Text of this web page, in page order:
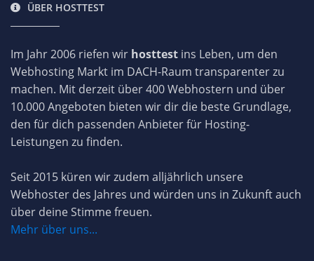
ÜBER HOSTTEST
Im Jahr 2006 riefen wir hosttest ins Leben, um den
Webhosting Markt im DACH-Raum transparenter zu
machen. Mit derzeit über 400 Webhostern und über
10.000 Angeboten bieten wir dir die beste Grundlage,
den für dich passenden Anbieter für Hosting-
Leistungen zu finden.
Seit 2015 küren wir zudem alljährlich unsere
Webhoster des Jahres und würden uns in Zukunft auch
über deine Stimme freuen.
Mehr über uns...